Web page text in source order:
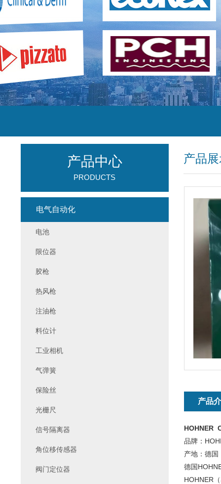
产品
产品
HOHNER
品牌：
产地：德国
德国
HOHNER
产品中心
PRODUCTS
电气自动化
电池
限位器
胶枪
热风枪
注油枪
料位计
工业相机
气弹簧
保险丝
光栅尺
信号隔离器
角位移传感器
阀门定位器